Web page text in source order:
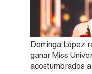
Dominga López
ganar Miss
acostumbrados